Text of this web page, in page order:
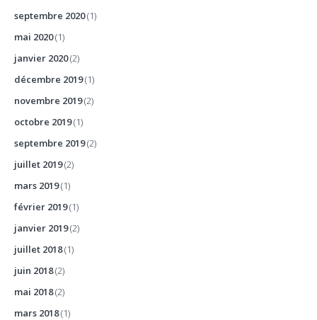
septembre 2020(1)
mai 2020(1)
janvier 2020(2)
décembre 2019(1)
novembre 2019(2)
octobre 2019(1)
septembre 2019(2)
juillet 2019(2)
mars 2019(1)
février 2019(1)
janvier 2019(2)
juillet 2018(1)
juin 2018(2)
mai 2018(2)
mars 2018(1)